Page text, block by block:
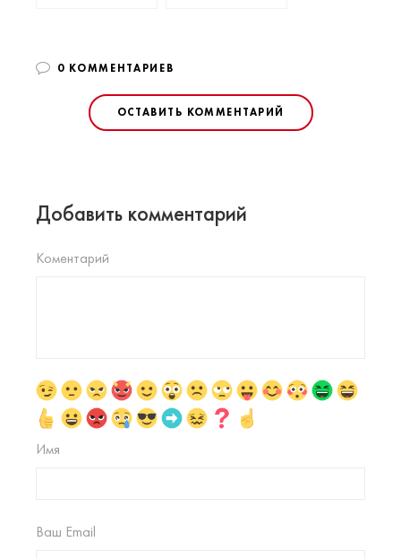
0 КОММЕНТАРИЕВ
ОСТАВИТЬ КОММЕНТАРИЙ
Добавить комментарий
Коментарий
Имя
Ваш Email